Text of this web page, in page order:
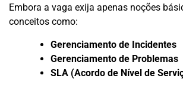
Embora a vaga exija apenas noções
conceitos como:
Gerenciamento de Incidentes
Gerenciamento de Problemas
SLA (Acordo de Nível de